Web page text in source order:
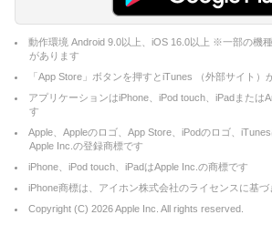
動作環境 Android 9.0以上、iOS 16.0以上 ※一部の機
があります
「App Store」ボタンを押すとiTunes （外部サイト）
アプリケーションはiPhone、iPod touch、iPadまたは
す
Apple、Appleのロゴ、App Store、iPodのロゴ、
Apple Inc.の登録商標です
iPhone、iPod touch、iPadはApple Inc.の商標です
iPhone商標は、アイホン株式会社のライセンスに基
Copyright (C) 2026Apple Inc. All rights reserved.